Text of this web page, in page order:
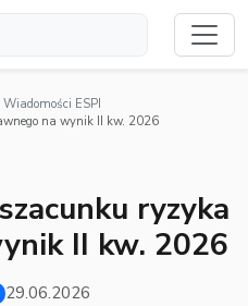
Wiadomości ESPI
na wynik II kw. 2026
ryzyka
II kw. 2026
29.06.2026